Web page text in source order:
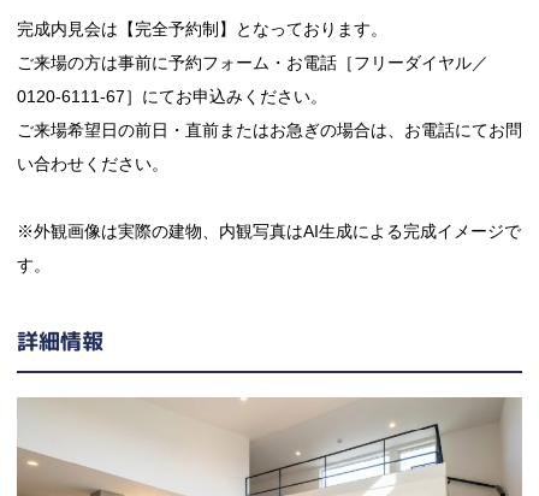
完成内見会は【完全予約制】となっております。
ご来場の方は事前に予約フォーム・お電話［フリーダイヤル／
0120-6111-67］にてお申込みください。
ご来場希望日の前日・直前またはお急ぎの場合は、お電話にてお問
い合わせください。
※外観画像は実際の建物、内観写真はAI生成による完成イメージで
す。
詳細情報